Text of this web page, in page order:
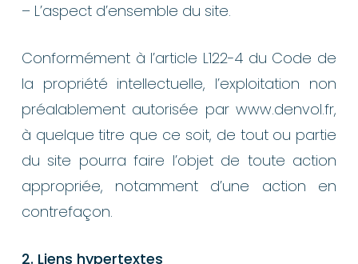
– L’aspect d’ensemble du site.
Conformément à l’article L122-4 du Code de
la propriété intellectuelle, l’exploitation non
préalablement autorisée par www.denvol.fr,
à quelque titre que ce soit, de tout ou partie
du site pourra faire l’objet de toute action
appropriée, notamment d’une action en
contrefaçon.
2. Liens hypertextes